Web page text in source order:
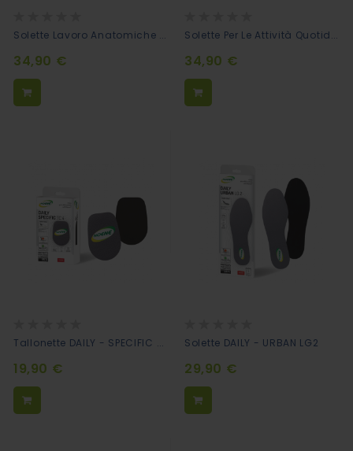
Solette Lavoro Anatomiche - WORK COMFORT
34,90 €
Solette Per Le Attività Quotidiane - DAILY ACTIVE BASIC
34,90 €
0% Tallonette DAILY - SPECIFIC TC4
19,90 €
0%
Solette DAILY - URBAN LG2
29,90 €